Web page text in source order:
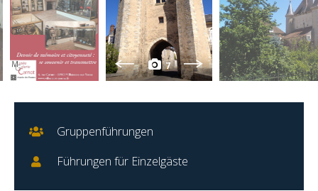
7
Gruppenführungen
Führungen für Einzelgäste